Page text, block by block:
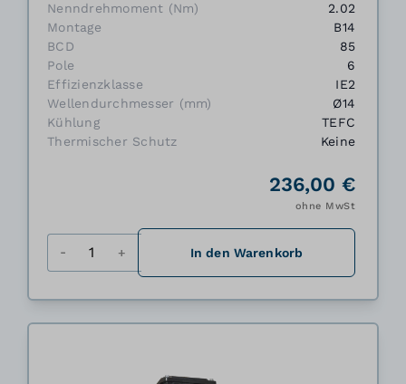
Nenndrehmoment (Nm)
2.02
Montage
B14
BCD
85
Pole
6
Effizienzklasse
IE2
Wellendurchmesser (mm)
Ø14
Kühlung
TEFC
Thermischer Schutz
Keine
236,00 €
ohne MwSt
In den Warenkorb